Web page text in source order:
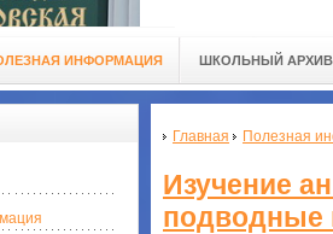
ИНФОРМАЦИЯ ШКОЛЬНЫЙ АРХИВ
Главная Полезная
Изучение
подводные